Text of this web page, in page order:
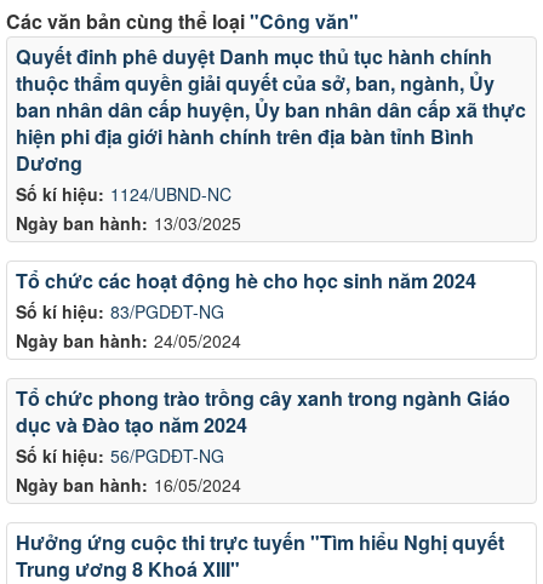
Các văn bản cùng thể loại"Công văn"
Số kí hiệu: 1124/UBND-NC
Ngày ban hành: 13/03/2025
Quyết đinh phê duyệt Danh mục thủ tục hành chính
thuộc thẩm quyền giải quyết của sở, ban, ngành, Ủy
ban nhân dân cấp huyện, Ủy ban nhân dân cấp xã thực
hiện phi địa giới hành chính trên địa bàn tỉnh Bình
Dương
Số kí hiệu: 83/PGDĐT-NG
Ngày ban hành: 24/05/2024
Tổ chức các hoạt động hè cho học sinh năm 2024
Số kí hiệu: 56/PGDĐT-NG
Ngày ban hành: 16/05/2024
Tổ chức phong trào trồng cây xanh trong ngành Giáo
dục và Đào tạo năm 2024
Hưởng ứng cuộc thi trực tuyến "Tìm hiểu Nghị quyết
Trung ương 8 Khoá XIII"